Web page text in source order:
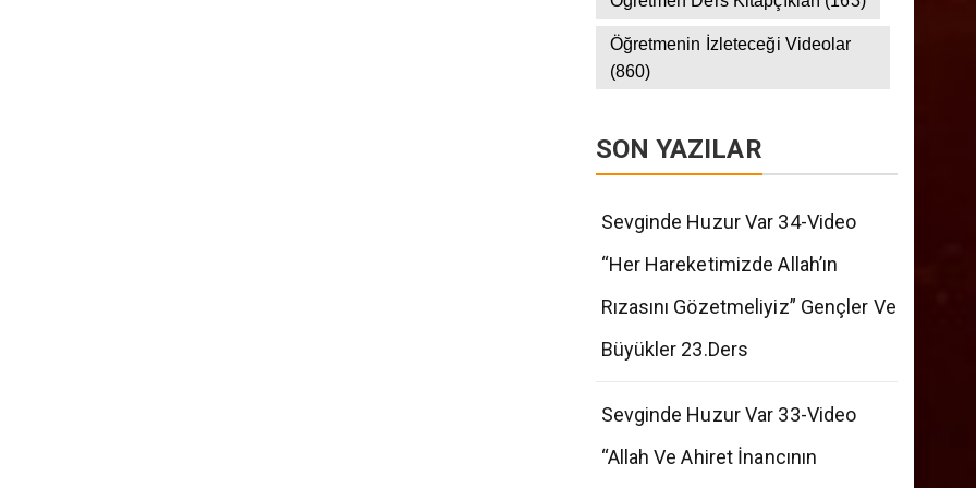
Öğretmen Ders Kitapçıkları(163)
Öğretmenin İzleteceği Videolar
Sevginde Huzur Var 34-Video
“Her Hareketimizde Allah’ın
Rızasını Gözetmeliyiz” Gençler Ve
Sevginde Huzur Var 33-Video